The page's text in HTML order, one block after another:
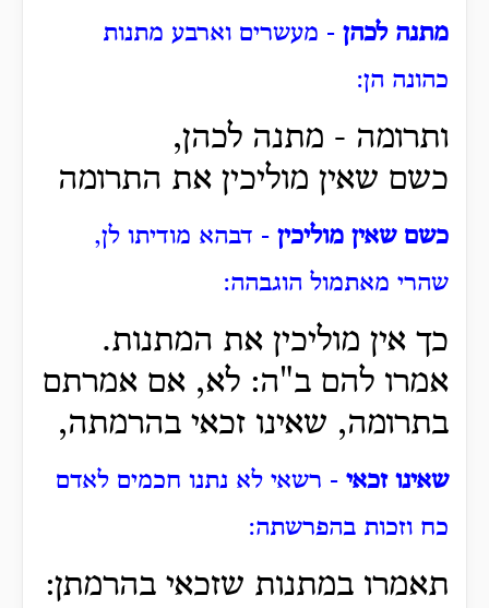
מתנה לכהן - מעשרים וארבע מתנות
כהונה הן:
ותרומה - מתנה לכהן,
כשם שאין מוליכין את התרומה
כשם שאין מוליכין - דבהא מודיתו לן,
שהרי מאתמול הוגבהה:
כך אין מוליכין את המתנות.
אמרו להם ב"ה: לא, אם אמרתם
בתרומה, שאינו זכאי בהרמתה,
שאינו זכאי - רשאי לא נתנו חכמים לאדם
כח וזכות בהפרשתה:
תאמרו במתנות שזכאי בהרמתן: